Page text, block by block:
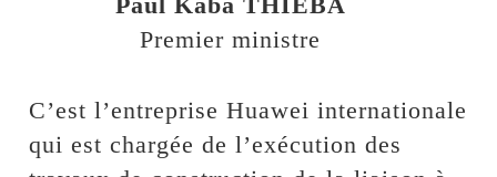
Premier ministre
C’est l’entreprise Huawei internationale
qui est chargée de l’exécution des